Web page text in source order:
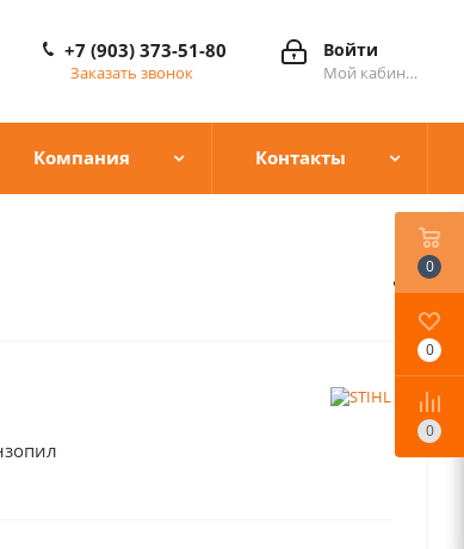
Войти
Мой кабинет
+7 (903) 373-51-80
Заказать звонок
Компания Контакты
0
0
0